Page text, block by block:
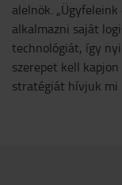
alelnök.
alkalmazni saját
technológiát, így
szerepet kell
stratégiát hívjuk mi